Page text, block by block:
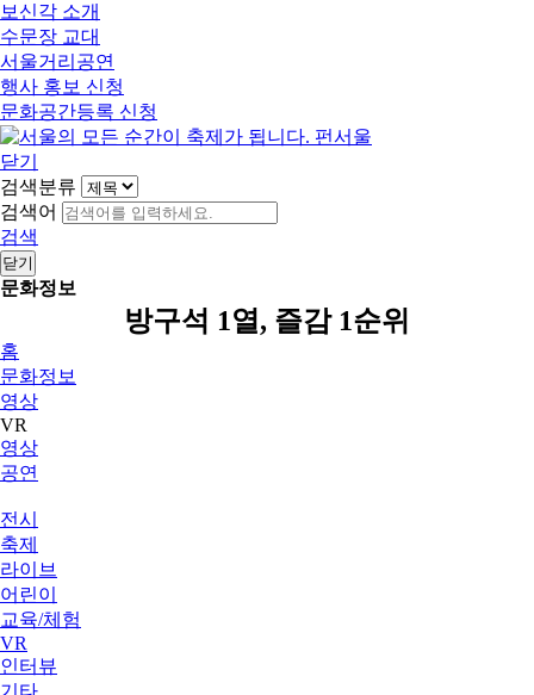
보신각 소개
수문장 교대
서울거리공연
행사 홍보 신청
문화공간등록 신청
닫기
검색분류
검색어
검색
닫기
문화정보
방구석 1열, 즐감 1순위
홈
문화정보
영상
VR
영상
공연
전시
축제
라이브
어린이
교육/체험
VR
인터뷰
기타